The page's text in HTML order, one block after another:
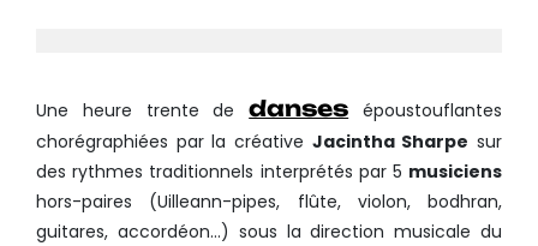
Une heure trente dedanses époustouflantes
chorégraphiées par la créative Jacintha Sharpe sur
des rythmes traditionnels interprétés par 5 musiciens
hors-paires (Uilleann-pipes, flûte, violon, bodhran,
guitares, accordéon…) sous la direction musicale du